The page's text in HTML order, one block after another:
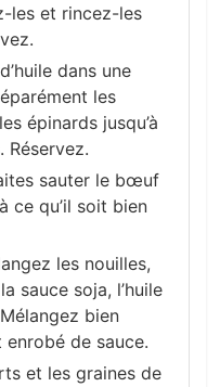
les et rincez-les
dans une
les
épinards jusqu’à
Réservez.
sauter le bœuf
ce qu’il soit bien
les nouilles,
sauce soja, l’huile
bien
enrobé de sauce.
et les graines de